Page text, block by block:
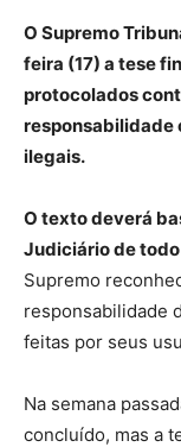
O Supremo
feira (17) a tese
protocolados
responsabilidade
ilegais.
O texto deverá
Judiciário de todo
Supremo
responsabilidade
feitas por seus
Na semana
concluído, mas a